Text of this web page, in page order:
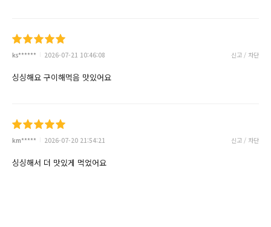
ks****** 2026-07-21 10:46:08 신고 / 차단
싱싱해요 구이해먹음 맛있어요
km***** 2026-07-20 21:54:21 신고 / 차단
싱싱해서 더 맛있게 먹었어요